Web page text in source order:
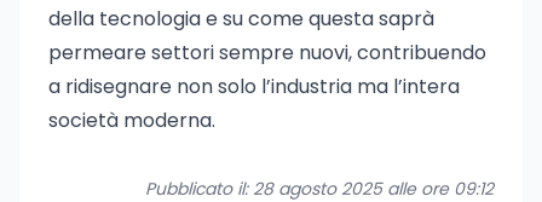
della tecnologia e su come questa saprà
permeare settori sempre nuovi, contribuendo
a ridisegnare non solo l’industria ma l’intera
società moderna.
Pubblicato il: 28 agosto 2025 alle ore 09:12